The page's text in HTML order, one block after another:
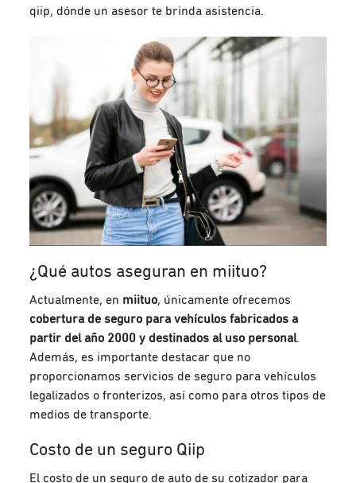
qiip, dónde un asesor te brinda asistencia.
¿Qué autos aseguran en miituo?
Actualmente, en miituo, únicamente ofrecemos
cobertura de seguro para vehículos fabricados a
partir del año 2000 y destinados al uso personal.
Además, es importante destacar que no
proporcionamos servicios de seguro para vehículos
legalizados o fronterizos, así como para otros tipos de
medios de transporte.
Costo de un seguro Qiip
El costo de un seguro de auto de su cotizador para